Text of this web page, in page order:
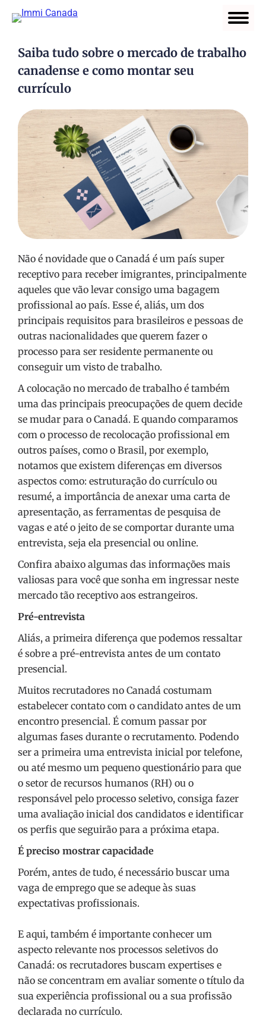
Saiba tudo sobre o mercado de trabalho
canadense e como montar seu
currículo
Não é novidade que o Canadá é um país super
receptivo para receber imigrantes, principalmente
aqueles que vão levar consigo uma bagagem
profissional ao país. Esse é, aliás, um dos
principais requisitos para brasileiros e pessoas de
outras nacionalidades que querem fazer o
processo para ser residente permanente ou
conseguir um visto de trabalho.
A colocação no mercado de trabalho é também
uma das principais preocupações de quem decide
se mudar para o Canadá. E quando comparamos
com o processo de recolocação profissional em
outros países, como o Brasil, por exemplo,
notamos que existem diferenças em diversos
aspectos como: estruturação do currículo ou
resumé, a importância de anexar uma carta de
apresentação, as ferramentas de pesquisa de
vagas e até o jeito de se comportar durante uma
entrevista, seja ela presencial ou online.
Confira abaixo algumas das informações mais
valiosas para você que sonha em ingressar neste
mercado tão receptivo aos estrangeiros.
Pré-entrevista
Aliás, a primeira diferença que podemos ressaltar
é sobre a pré-entrevista antes de um contato
presencial.
Muitos recrutadores no Canadá costumam
estabelecer contato com o candidato antes de um
encontro presencial. É comum passar por
algumas fases durante o recrutamento. Podendo
ser a primeira uma entrevista inicial por telefone,
ou até mesmo um pequeno questionário para que
o setor de recursos humanos (RH) ou o
responsável pelo processo seletivo, consiga fazer
uma avaliação inicial dos candidatos e identificar
os perfis que seguirão para a próxima etapa.
É preciso mostrar capacidade
Porém, antes de tudo, é necessário buscar uma
vaga de emprego que se adeque às suas
expectativas profissionais.
E aqui, também é importante conhecer um
aspecto relevante nos processos seletivos do
Canadá: os recrutadores buscam expertises e
não se concentram em avaliar somente o título da
sua experiência profissional ou a sua profissão
declarada no currículo.